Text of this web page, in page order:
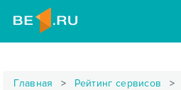
Главная
Рейтинг сервисов